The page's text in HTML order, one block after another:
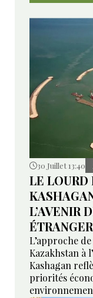
30 Juillet 13:40
LE LOURD
L’AVENIR
L’approche
Kazakhstan à
Kashagan
priorités